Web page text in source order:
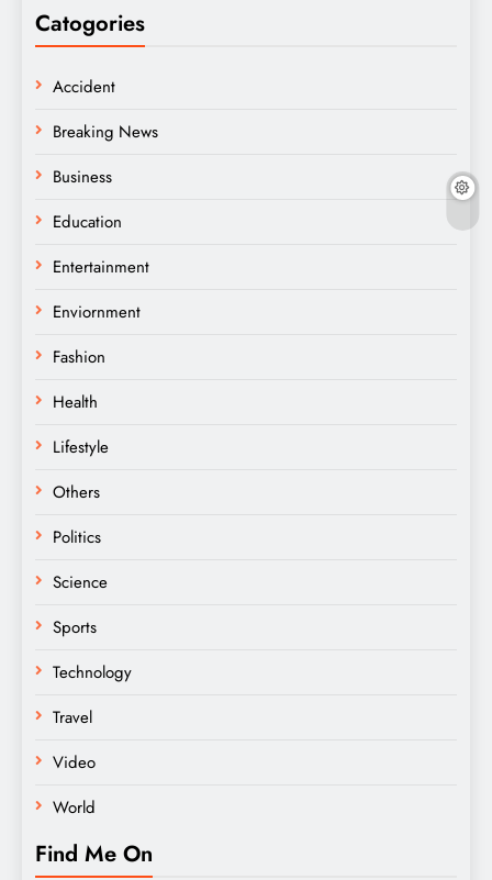
Catogories
Accident
Breaking News
Business
Education
Entertainment
Enviornment
Fashion
Health
Lifestyle
Others
Politics
Science
Sports
Technology
Travel
Video
World
Find Me On